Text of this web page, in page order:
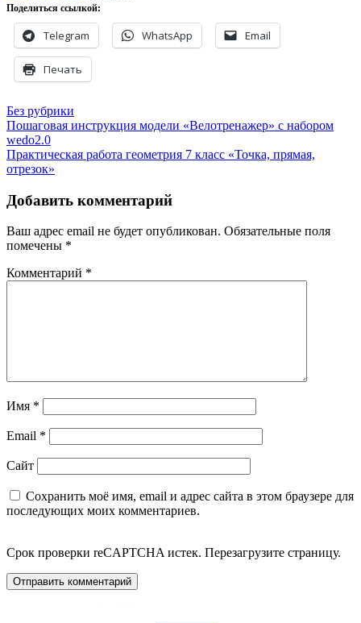
Поделиться ссылкой:
Telegram WhatsApp Email
Печать
Без рубрики
Навигация
по
записям
Пошаговая инструкция модели «Велотренажер» с набором
wedo2.0
Практическая работа геометрия 7 класс «Точка, прямая,
отрезок»
Добавить комментарий
Ваш адрес email не будет опубликован. Обязательные поля
помечены *
Комментарий *
Имя *
Email *
Сайт
Сохранить моё имя, email и адрес сайта в этом браузере для
последующих моих комментариев.
Срок проверки reCAPTCHA истек. Перезагрузите страницу.